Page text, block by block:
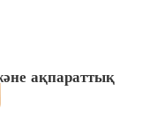
ақпараттық